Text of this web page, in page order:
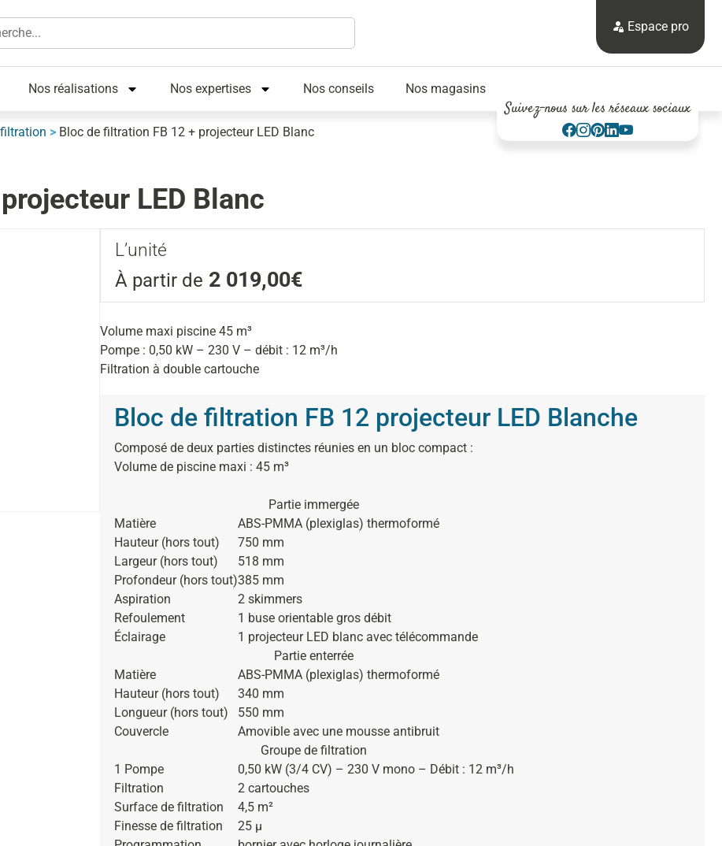
Espace pro
Nos réalisations Nos expertises Nos conseils Nos magasins
Suivez-nous sur les réseaux sociaux
> Bloc de filtration FB 12 + projecteur LED Blanc
LED Blanc
L’unité
À partir de 2 019,00€
Volume maxi piscine 45 m³
Pompe : 0,50 kW – 230 V – débit : 12 m³/h
Filtration à double cartouche
Bloc de filtration FB 12 projecteur LED Blanche
Composé de deux parties distinctes réunies en un bloc compact :
Volume de piscine maxi : 45 m³
Partie immergée
Matière
ABS-PMMA (plexiglas) thermoformé
Hauteur (hors tout)
750 mm
Largeur (hors tout)
518 mm
Profondeur (hors tout)385 mm
Aspiration
2 skimmers
Refoulement
1 buse orientable gros débit
Éclairage
1 projecteur LED blanc avec télécommande
Partie enterrée
Matière
ABS-PMMA (plexiglas) thermoformé
Hauteur (hors tout)
340 mm
Longueur (hors tout)
550 mm
Couvercle
Amovible avec une mousse antibruit
Groupe de filtration
1 Pompe
0,50 kW (3/4 CV) – 230 V mono – Débit : 12 m³/h
Filtration
2 cartouches
Surface de filtration
4,5 m²
Finesse de filtration
25 µ